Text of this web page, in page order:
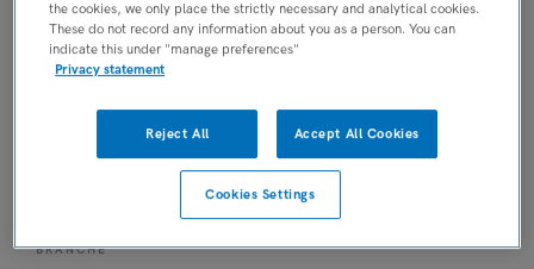
10-07-2026
Verpleegkundige - regelmatige
diensten
, Groningen
Overige beroepen verpleegkunde
BRANCHE
the cookies, we only place the strictly necessary and analytical cookies.
These do not record any information about you as a person. You can
indicate this under "manage preferences"
Privacy statement
Reject All Accept All Cookies
Cookies Settings